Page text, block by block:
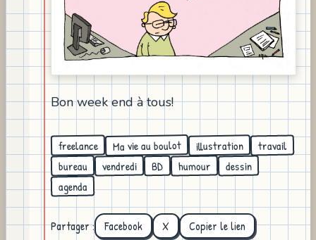
Bon week end à tous!
freelance Ma vie au boulot illustration
travail
bureau
vendredi BD humour dessin
agenda
Partager : Facebook X Copier le lien